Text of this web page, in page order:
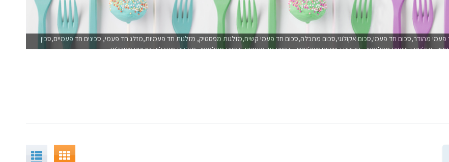
מהודר,סכום חד פעמי,סכום אקולוגי,סכום מתכלה,סכום חד פעמי קשיח,מזלגות מפסטיק, מזלגות חד פעמיות,מזלג חד פעמי, סכינים חד פעמיים,סכין
קשיחות מפלסטיק, סכינים קשיחים מפלסטיק, כפיות חד פעמיות, כפיות מפלסטיק,מזלגות מתכלים,סכינים מתכלים